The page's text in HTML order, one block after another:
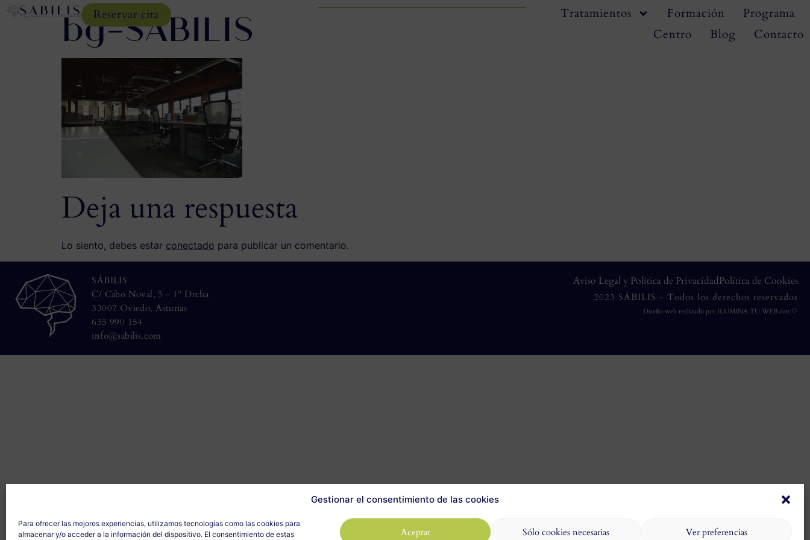
Gestionar el consentimiento de las cookies
Para ofrecer las mejores experiencias, utilizamos tecnologías como las cookies para
almacenar y/o acceder a la información del dispositivo. El consentimiento de estas
Aceptar Sólo cookies necesarias Ver preferencias
Reservar cita Tratamientos Formación
Programa
Centro
Blog Contacto
bg-SÁBILIS
Deja una respuesta
Lo siento, debes estar conectado para publicar un comentario.
SÁBILIS
C/ Cabo Noval, 5 - 1º Drcha
33007 Oviedo, Asturias
635 990 154
info@sabilis.com
Aviso Legal y Política de PrivacidadPolítica de Cookies
2023 SÁBILIS - Todos los derechos reservados
Diseño web realizado por ILUMINA TU WEBcon 🤍